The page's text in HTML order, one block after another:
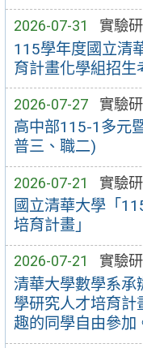
2026-07-31 實驗
115學年度國立清
育計畫化學組招生
2026-07-27 實驗
高中部115-1多元
普三、職二)
2026-07-21 實驗
國立清華大學「
培育計畫」
2026-07-21 實驗
清華大學數學系承
學研究人才培育
趣的同學自由參加